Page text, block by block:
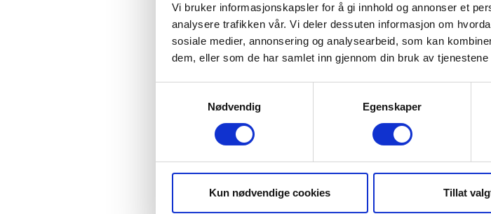
Vi bruker informasjonskapsler for å gi innhold og annonser et
analysere trafikken vår. Vi deler dessuten informasjon om
sosiale medier, annonsering og analysearbeid, som kan
dem, eller som de har samlet inn gjennom din bruk av tjenestene
Nødvendig
Egenskaper
Kun nødvendige cookies Tillat
Jarlsberg Burger
180 g burger av
Bowls
Pad Thai Bowl –
Nudelwok med